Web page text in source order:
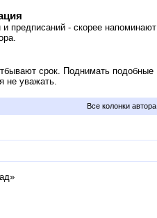
предписаний - скорее напоминают
срок. Поднимать подобные
не уважать.
Все колонки автора